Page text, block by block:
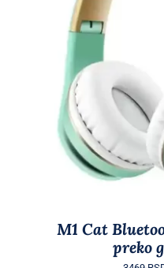
M1 Cat
preko